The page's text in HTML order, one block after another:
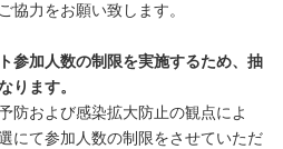
協力をお願い致します。
参加人数の制限を実施するため、抽
ります。
防および感染拡大防止の観点によ
にて参加人数の制限をさせていただ